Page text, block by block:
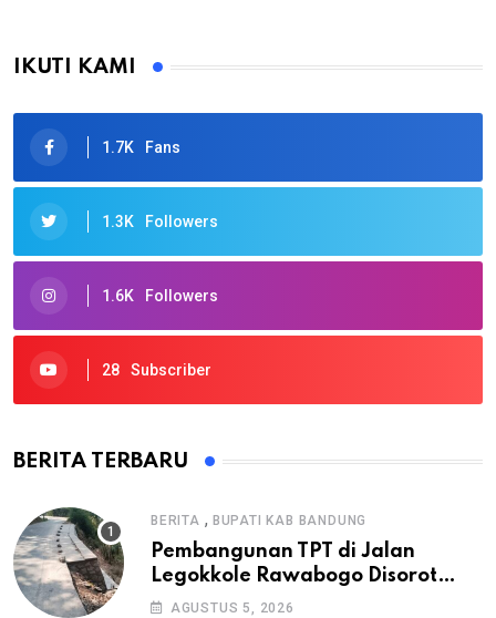
IKUTI KAMI
1.7K Fans
1.3K Followers
1.6K Followers
28 Subscriber
BERITA TERBARU
BERITA , BUPATI KAB BANDUNG
Pembangunan TPT di Jalan
Legokkole Rawabogo Disorot
Warga, Selesai Tanpa Papan
AGUSTUS 5, 2026